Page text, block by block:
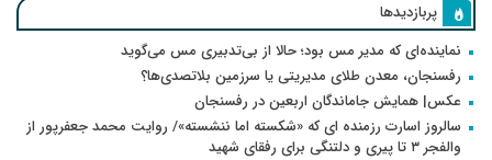
پربازدیدها
نماینده‌ای که مدیر مس بود؛ حالا از بی‌تدبیری مس می‌گوید
رفسنجان، معدن طلای مدیریتی یا سرزمین بلاتصدی‌ها؟
عکس| همایش جاماندگان اربعین در رفسنجان
سالروز اسارت رزمنده ای که «شکسته اما ننشسته»/ روایت محمد جعفرپور از
والفجر ۳ تا پیری و دلتنگی برای رفقای شهید